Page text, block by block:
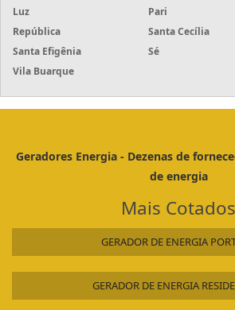
Luz
Pari
República
Santa Cecília
Santa Efigênia
Sé
Vila Buarque
Geradores Energia - Dezenas de
de energia
Mais Cotados
GERADOR DE ENERGIA
GERADOR DE ENERGIA